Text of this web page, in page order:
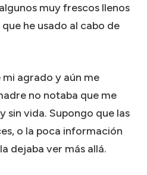
muy frescos llenos
he usado al cabo de
agrado y aún me
no notaba que me
sin vida. Supongo que las
o la poca información
dejaba ver más allá.